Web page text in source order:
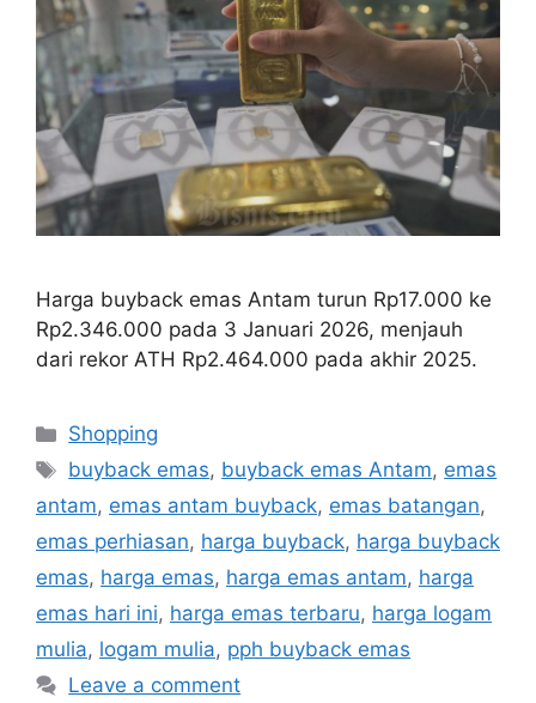
Harga buyback emas Antam turun Rp17.000 ke
Rp2.346.000 pada 3 Januari 2026, menjauh
dari rekor ATH Rp2.464.000 pada akhir 2025.
Categories
Shopping
Tags
buyback emas, buyback emas Antam, emas
antam, emas antam buyback, emas batangan,
emas perhiasan, harga buyback, harga buyback
emas, harga emas, harga emas antam, harga
emas hari ini, harga emas terbaru, harga logam
mulia, logam mulia, pph buyback emas
Leave a comment